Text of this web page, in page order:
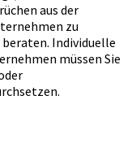
aus der
zu
Individuelle
müssen Sie